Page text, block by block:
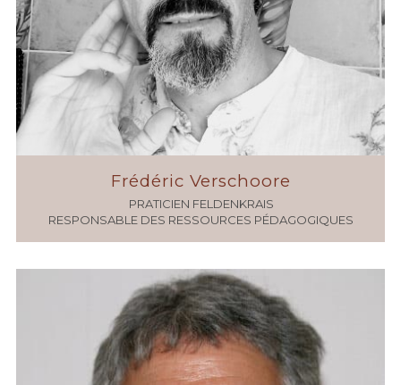
Frédéric Verschoore
PRATICIEN FELDENKRAIS
RESPONSABLE DES RESSOURCES PÉDAGOGIQUES